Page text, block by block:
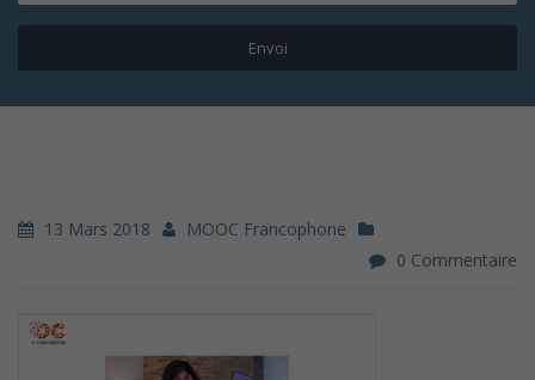
13 Mars 2018
MOOC Francophone
0 Commentaire